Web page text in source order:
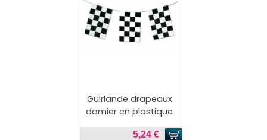
Guirlande drapeaux
damier en plastique
5,24 €